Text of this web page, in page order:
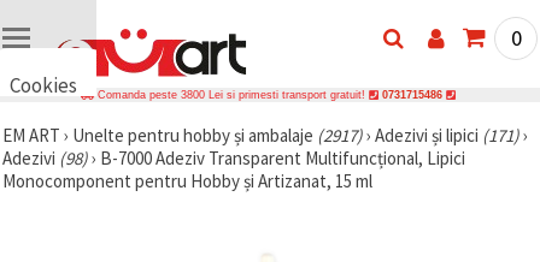
Cookies
vrem să vă
oferim
câteva
cookie -uri.
0
Comanda peste 3800 Lei si primesti transport gratuit! 0731715486
EM ART › Unelte pentru hobby și ambalaje (2917)› Adezivi și lipici (171)›
Adezivi (98)› B-7000 Adeziv Transparent Multifuncțional, Lipici
Monocomponent pentru Hobby și Artizanat, 15 ml